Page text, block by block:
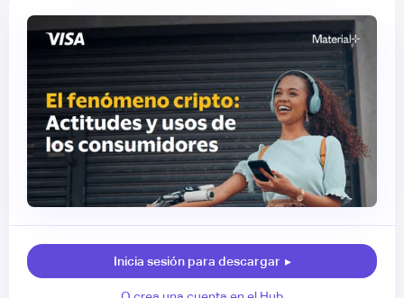
Inicia sesión para descargar ▸